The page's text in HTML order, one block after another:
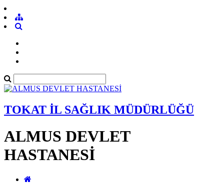
TOKAT İL SAĞLIK MÜDÜRLÜĞÜ
ALMUS DEVLET
HASTANESİ